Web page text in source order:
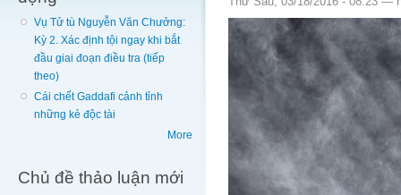
Vụ Tử tù Nguyễn Văn Chưởng:
Kỳ 2. Xác định tội ngay khi bắt
đầu giai đoạn điều tra (tiếp
theo)
Cái chết Gaddafi cảnh tỉnh
những kẻ độc tài
More
Chủ đề thảo luận mới